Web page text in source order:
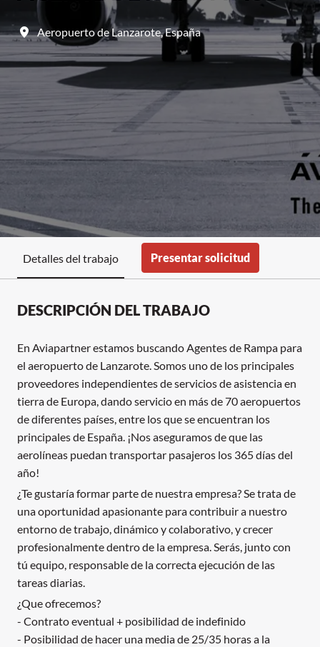
Aeropuerto de Lanzarote,España
Detalles del trabajo Presentar solicitud
DESCRIPCIÓN DEL TRABAJO
En Aviapartner estamos buscando Agentes de Rampa para
el aeropuerto de Lanzarote. Somos uno de los principales
proveedores independientes de servicios de asistencia en
tierra de Europa, dando servicio en más de 70 aeropuertos
de diferentes países, entre los que se encuentran los
principales de España. ¡Nos aseguramos de que las
aerolíneas puedan transportar pasajeros los 365 días del
año!
¿Te gustaría formar parte de nuestra empresa? Se trata de
una oportunidad apasionante para contribuir a nuestro
entorno de trabajo, dinámico y colaborativo, y crecer
profesionalmente dentro de la empresa. Serás, junto con
tú equipo, responsable de la correcta ejecución de las
tareas diarias.
¿Que ofrecemos?
- Contrato eventual + posibilidad de indefinido
- Posibilidad de hacer una media de 25/35 horas a la